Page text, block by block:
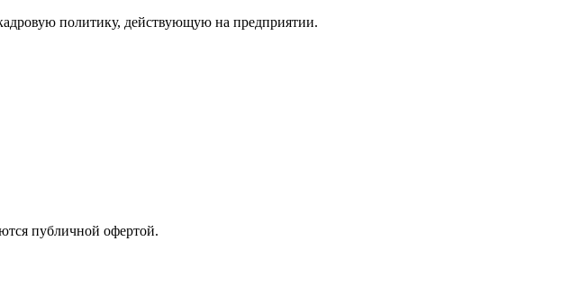
политику, действующую на предприятии.
публичной офертой.